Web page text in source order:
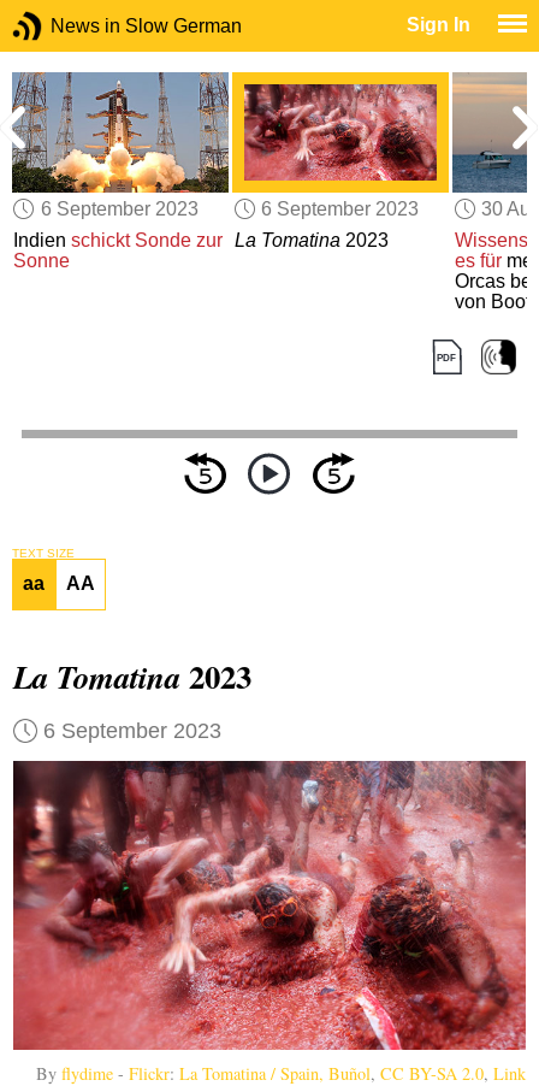
News in Slow German Sign In
6 September 2023
Indienschickt Sonde zur
Sonne
6 September 2023
La Tomatina2023
30
es für
Orcas
von
TEXT SIZE
aa AA
La Tomatina 2023
6 September 2023
Byflydime -Flickr:La Tomatina / Spain, Buñol,CC BY-SA 2.0,Link